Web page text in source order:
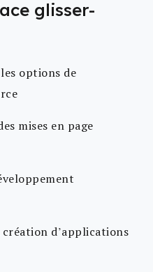
glisser-
options de
mises en page
d’applications